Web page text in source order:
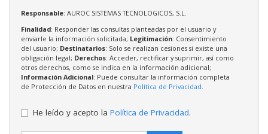
Responsable: AUROC SISTEMAS TECNOLOGICOS, S.L.
Finalidad: Responder las consultas planteadas por el usuario y
enviarle la información solicitada; Legitimación: Consentimiento
del usuario; Destinatarios: Solo se realizan cesiones si existe una
obligación legal; Derechos: Acceder, rectificar y suprimir, así como
otros derechos, como se indica en la información adicional;
Información Adicional: Puede consultar la información completa
de Protección de Datos en nuestra Política de Privacidad
He leído y acepto la Política de Privacidad.